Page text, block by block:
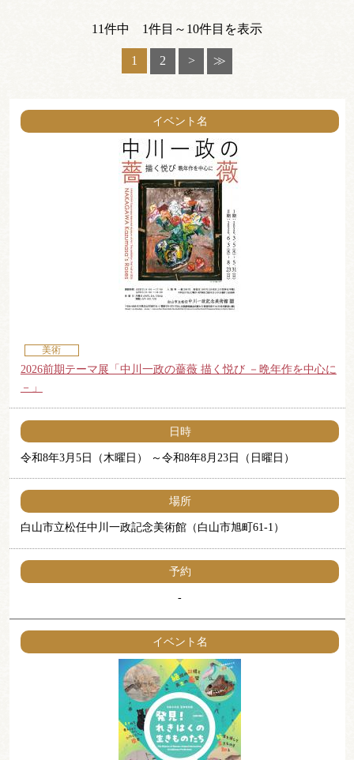
11件中 1件目～10件目を表示
1 2 > ≫
イベント名
美術
2026前期テーマ展「中川一政の薔薇 描く悦び －晩年作を中心に
－」
日時
令和8年3月5日（木曜日） 令和8年8月23日（日曜日）
場所
白山市立松任中川一政記念美術館（白山市旭町61-1）
予約
-
イベント名